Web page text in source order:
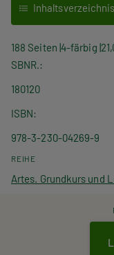
Inhaltsverzeichnis
188 Seiten 4-färbig
SBNR.
180120
ISBN
978-3-230-04269-9
REIHE
Artes. Grundkurs und